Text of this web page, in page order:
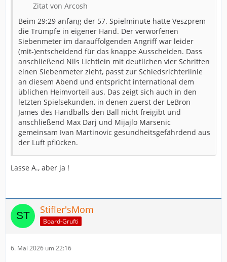
Zitat von Arcosh
Beim 29:29 anfang der 57. Spielminute hatte Veszprem
die Trümpfe in eigener Hand. Der verworfenen
Siebenmeter im darauffolgenden Angriff war leider
(mit-)entscheidend für das knappe Ausscheiden. Dass
anschließend Nils Lichtlein mit deutlichen vier Schritten
einen Siebenmeter zieht, passt zur Schiedsrichterlinie
an diesem Abend und entspricht international dem
üblichen Heimvorteil aus. Das zeigt sich auch in den
letzten Spielsekunden, in denen zuerst der LeBron
James des Handballs den Ball nicht freigibt und
anschließend Max Darj und Mijajlo Marsenic
gemeinsam Ivan Martinovic gesundheitsgefährdend aus
der Luft pflücken.
Lasse A., aber ja !
Stifler'sMom
Board-Grufti
6. Mai 2026 um 22:16